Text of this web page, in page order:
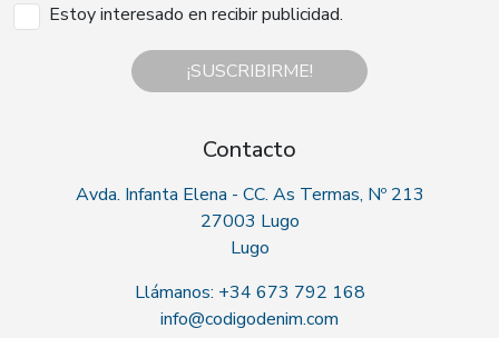
Estoy interesado en recibir publicidad.
¡SUSCRIBIRME!
Contacto
Avda. Infanta Elena - CC. As Termas, Nº 213
27003 Lugo
Lugo
Llámanos: +34 673 792 168
info@codigodenim.com